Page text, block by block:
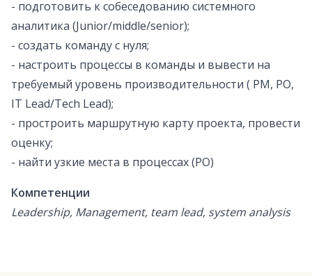
- подготовить к собеседованию системного
аналитика (Junior/middle/senior);
- создать команду с нуля;
- настроить процессы в команды и вывести на
требуемый уровень производительности ( PM, PO,
IT Lead/Tech Lead);
- простроить маршрутную карту проекта, провести
оценку;
- найти узкие места в процессах (PO)
Компетенции
Leadership, Management, team lead, system analysis